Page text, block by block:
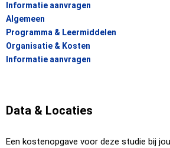
Informatie aanvragen
Algemeen
Programma & Leermiddelen
Organisatie & Kosten
Informatie aanvragen
Data & Locaties
Een kostenopgave voor deze studie bij